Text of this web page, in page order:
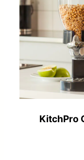
KitchPro